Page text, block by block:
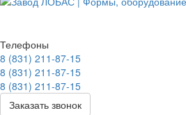
Телефоны
8 (831) 211-87-15
8 (831) 211-87-15
8 (831) 211-87-15
Заказать звонок